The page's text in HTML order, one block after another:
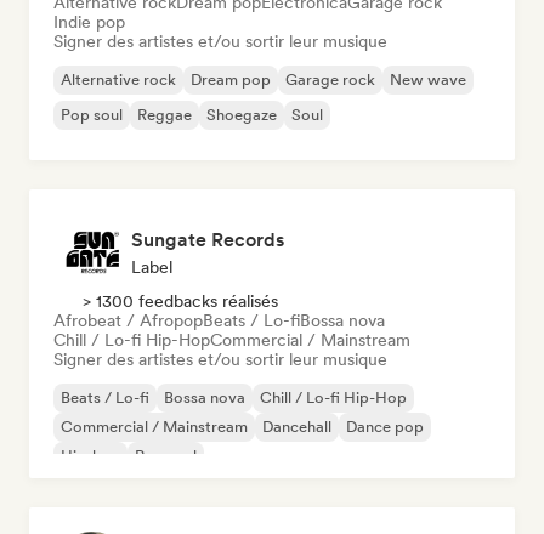
Indie pop
Signer des artistes et/ou sortir leur musique
Alternative rock Dream pop Garage rock
New wave
Pop soul
Reggae Shoegaze Soul
Sungate Records
Label
> 1300 feedbacks réalisés
Afrobeat / AfropopBeats / Lo-fiBossa nova
Chill / Lo-fi Hip-HopCommercial / Mainstream
Signer des artistes et/ou sortir leur musique
Beats / Lo-fi Bossa nova
Chill / Lo-fi Hip-Hop
Commercial / Mainstream
Dancehall
Dance pop
Hip-hop
Pop soul